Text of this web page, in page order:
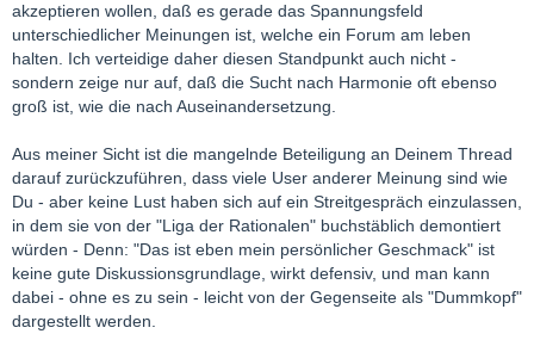
akzeptieren wollen, daß es gerade das Spannungsfeld
unterschiedlicher Meinungen ist, welche ein Forum am leben
halten. Ich verteidige daher diesen Standpunkt auch nicht -
sondern zeige nur auf, daß die Sucht nach Harmonie oft ebenso
groß ist, wie die nach Auseinandersetzung.
Aus meiner Sicht ist die mangelnde Beteiligung an Deinem Thread
darauf zurückzuführen, dass viele User anderer Meinung sind wie
Du - aber keine Lust haben sich auf ein Streitgespräch einzulassen,
in dem sie von der "Liga der Rationalen" buchstäblich demontiert
würden - Denn: "Das ist eben mein persönlicher Geschmack" ist
keine gute Diskussionsgrundlage, wirkt defensiv, und man kann
dabei - ohne es zu sein - leicht von der Gegenseite als "Dummkopf"
dargestellt werden.